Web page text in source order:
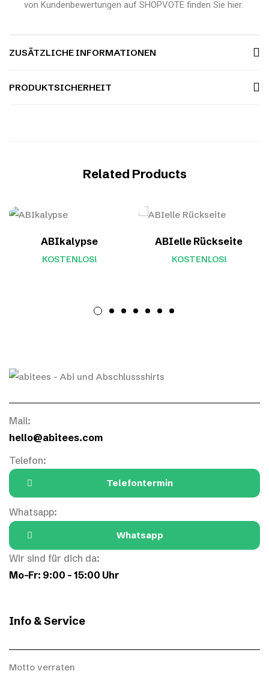
von Kundenbewertungen auf SHOPVOTE finden Sie hier.
ZUSÄTZLICHE INFORMATIONEN
PRODUKTSICHERHEIT
Related Products
ABIkalypse
KOSTENLOS!
ABIelle Rückseite
KOSTENLOS!
Mail:
hello@abitees.com
Telefon:
Telefontermin
Whatsapp:
Whatsapp
Wir sind für dich da:
Mo–Fr: 9:00 – 15:00 Uhr
Info & Service
Motto verraten